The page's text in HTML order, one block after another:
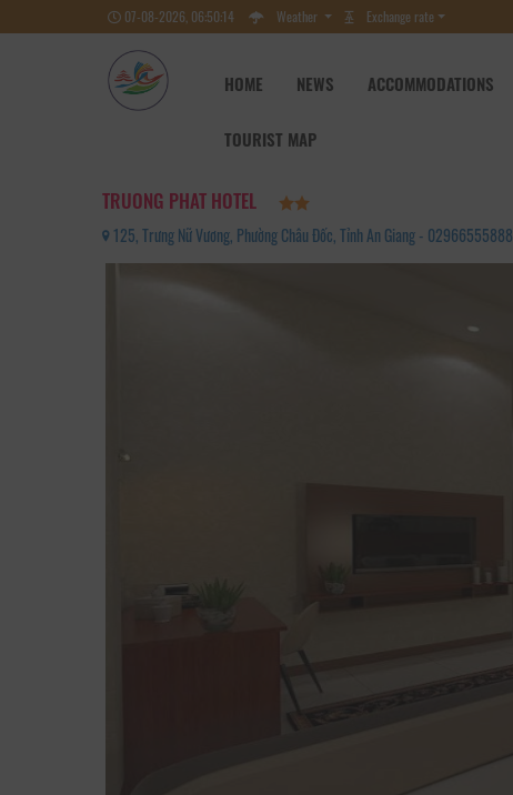
07-08-2026, 06:50:15 Weather Exchange rate
HOME NEWS ACCOMMODATIONS
TOURIST MAP
TRUONG PHAT HOTEL
125, Trưng Nữ Vương, Phường Châu Đốc, Tỉnh An Giang - 02966555888